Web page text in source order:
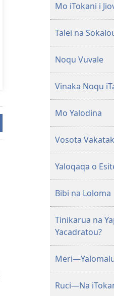
Mo iTokani i
Talei na
Noqu Vuvale
Vinaka Noqu
Mo Yalodina
Vosota
Yaloqaqa o
Bibi na Loloma
Tinikarua na
Yacadratou?
Ruci—Na